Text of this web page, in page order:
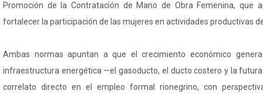
Promoción de la Contratación de Mano de Obra Femenina, que
fortalecer la participación de las mujeres en actividades productivas
Ambas normas apuntan a que el crecimiento económico
infraestructura energética —el gasoducto, el ducto costero y la
correlato directo en el empleo formal rionegrino, con